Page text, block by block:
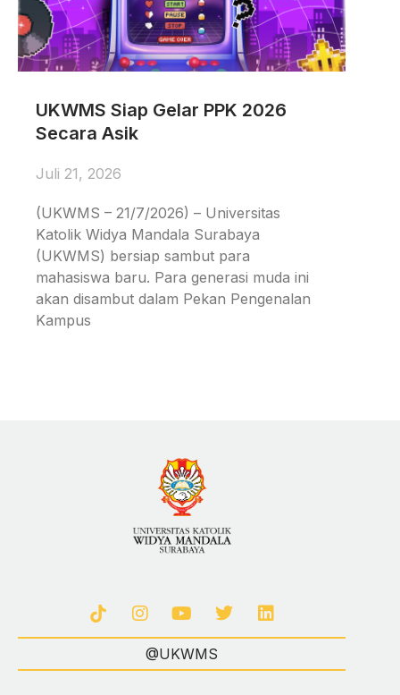
UKWMS Siap Gelar PPK 2026
Secara Asik
Juli 21, 2026
(UKWMS – 21/7/2026) – Universitas
Katolik Widya Mandala Surabaya
(UKWMS) bersiap sambut para
mahasiswa baru. Para generasi muda ini
akan disambut dalam Pekan Pengenalan
Kampus
@UKWMS